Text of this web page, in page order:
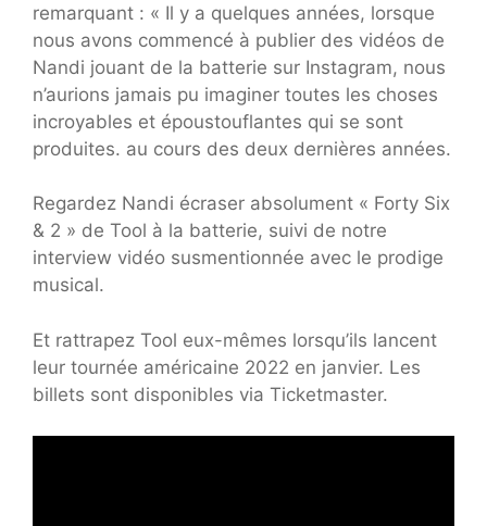
remarquant : « Il y a quelques années, lorsque
nous avons commencé à publier des vidéos de
Nandi jouant de la batterie sur Instagram, nous
n’aurions jamais pu imaginer toutes les choses
incroyables et époustouflantes qui se sont
produites. au cours des deux dernières années.
Regardez Nandi écraser absolument « Forty Six
& 2 » de Tool à la batterie, suivi de notre
interview vidéo susmentionnée avec le prodige
musical.
Et rattrapez Tool eux-mêmes lorsqu’ils lancent
leur tournée américaine 2022 en janvier. Les
billets sont disponibles via Ticketmaster.